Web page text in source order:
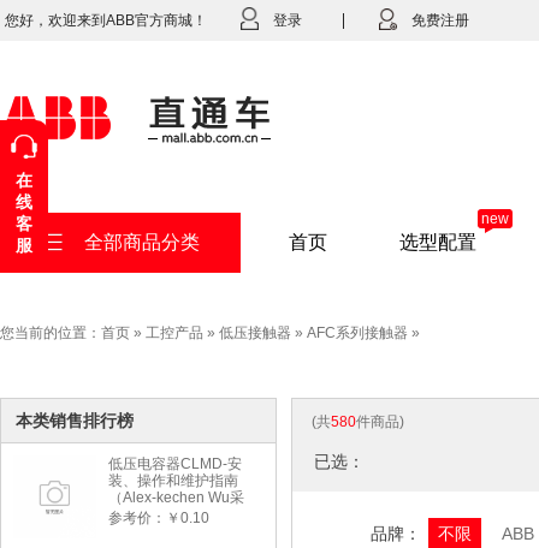
您好，欢迎来到ABB官方商城！ 登录 免费注册
全部商品分类 首页 选型配置
new
您当前的位置： 首页 » 工控产品 » 低压接触器 » AFC系列接触器 »
本类销售排行榜
低压电容器CLMD-安
装、操作和维护指南
（Alex-kechen Wu采
购）-2022年版
参考价：￥0.10
(共580件商品)
已选：
品牌： 不限 ABB
在
线
客
服